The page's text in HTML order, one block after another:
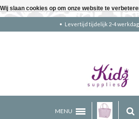
Levertijd tijdelijk 2-4
MENU
Wij slaan cookies op om onze website te